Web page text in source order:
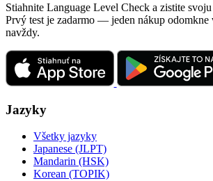
Stiahnite Language Level Check a zistite
Prvý test je zadarmo — jeden nákup
navždy.
Jazyky
Všetky jazyky
Japanese (JLPT)
Mandarin (HSK)
Korean (TOPIK)